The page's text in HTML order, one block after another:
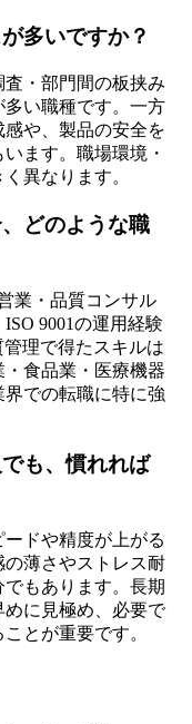
多いですか？
・部門間の板挟み
い職種です。一方
や、製品の安全を
ます。職場環境・
異なります。
どのような職
業・品質コンサル
9001の運用経験
理で得たスキルは
食品業・医療機器
での転職に特に強
も、慣れれば
ドや精度が上がる
薄さやストレス耐
もあります。長期
に見極め、必要で
とが重要です。